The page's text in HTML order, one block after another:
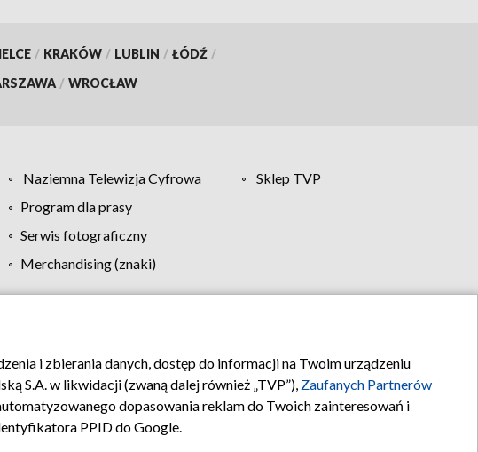
/ KRAKÓW / LUBLIN / ŁÓDŹ /
/ WROCŁAW
Naziemna Telewizja Cyfrowa
Sklep TVP
Program dla prasy
Serwis fotograficzny
Merchandising (znaki)
Biuro reklamy Kontakt
i zbierania danych, dostęp do informacji na Twoim urządzeniu
S.A. w likwidacji (zwaną dalej również „TVP”), Zaufanych Partnerów
dopasowania reklam do Twoich zainteresowań i
PPID do Google.